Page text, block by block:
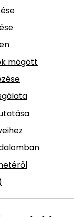
mögött